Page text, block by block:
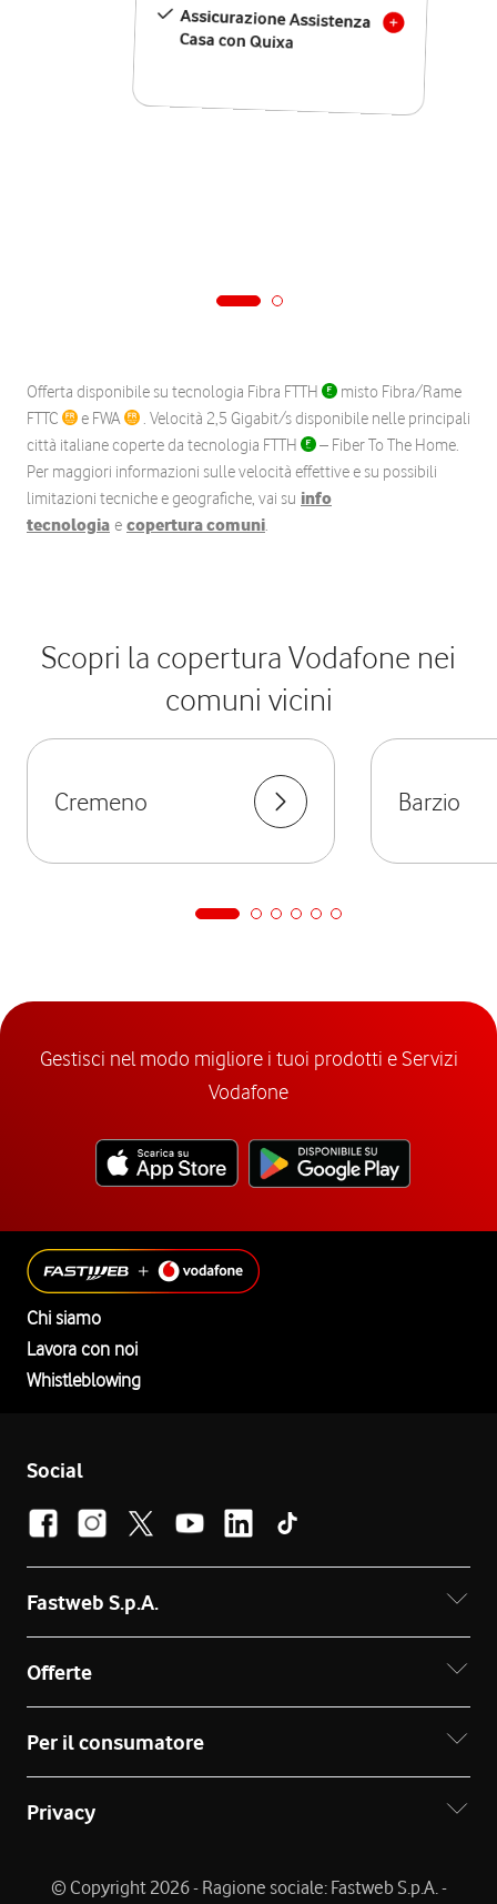
Assicurazione Assistenza
Casa con Quixa
Offerta disponibile su tecnologia Fibra FTTH
misto Fibra/Rame
FTTC
e FWA
. Velocità 2,5 Gigabit/s disponibile nelle principali
città italiane coperte da tecnologia FTTH
– Fiber To The Home.
Per maggiori informazioni sulle velocità effettive e su possibili
limitazioni tecniche e geografiche, vai su info
tecnologia e copertura comuni.
Scopri la copertura Vodafone nei
comuni vicini
Cremeno Barzio
Gestisci nel modo migliore i tuoi prodotti e Servizi
Vodafone
Chi siamo
Lavora con noi
Whistleblowing
Social
Fastweb S.p.A.
Offerte
Per il consumatore
Privacy
© Copyright 2026 - Ragione sociale: Fastweb S.p.A. -